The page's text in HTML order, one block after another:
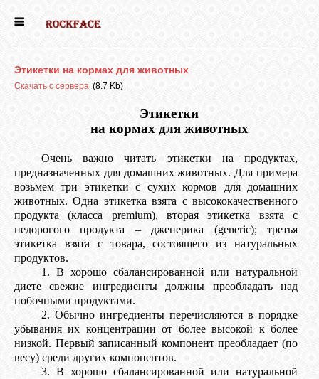
ДЕВОЧКИ
НОВОСТИ
ВЫПУСКНИКИ
ПОЧИТАТЬ
Этикетки на кормах для животных
Скачать с сервера (8.7 Kb)
Этикетки
на кормах для животных
Очень важно читать этикетки на продуктах,
предназначенных для домашних животных. Для примера
возьмем три этикетки с сухих кормов для домашних
животных. Одна этикетка взята с высококачественного
продукта (класса premium), вторая этикетка взята с
недорогого продукта – дженерика (generic); третья
этикетка взята с товара, состоящего из натуральных
продуктов.
1. В хорошо сбалансированной или натуральной
диете свежие ингредиенты должны преобладать над
побочными продуктами.
2. Обычно ингредиенты перечисляются в порядке
убывания их концентрации от более высокой к более
низкой. Первый записанный компонент преобладает (по
весу) среди других компонентов.
3. В хорошо сбалансированной или натуральной